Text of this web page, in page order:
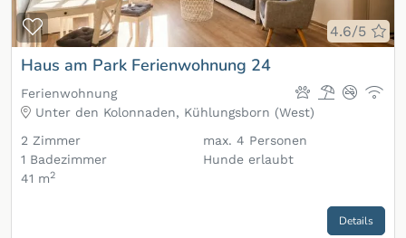
4.6/5
Zur Merkliste hinzufügen
Haus am Park Ferienwohnung 24
Ferienwohnung
Unter den Kolonnaden, Kühlungsborn (West)
2 Zimmer
1 Badezimmer
41 m2
max. 4 Personen
Hunde erlaubt
Details